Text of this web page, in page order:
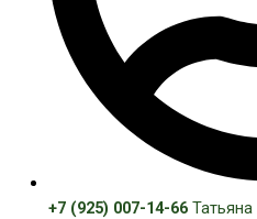
+7 (925) 007-14-66Татьяна